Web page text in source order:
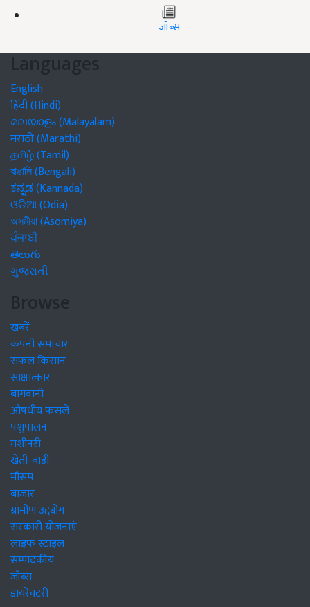
जॉब्स
Languages
English
हिंदी (Hindi)
മലയാളം (Malayalam)
मराठी (Marathi)
தமிழ் (Tamil)
বাঙালি (Bengali)
ಕನ್ನಡ (Kannada)
ଓଡିଆ (Odia)
অসমীয়া (Asomiya)
ਪੰਜਾਬੀ
తెలుగు
ગુજરાતી
Browse
खबरें
कंपनी समाचार
सफल किसान
साक्षात्कार
बागवानी
औषधीय फसलें
पशुपालन
मशीनरी
खेती-बाड़ी
मौसम
बाजार
ग्रामीण उद्द्योग
सरकारी योजनाएं
लाइफ स्टाइल
सम्पादकीय
जॉब्स
डायरेक्टरी